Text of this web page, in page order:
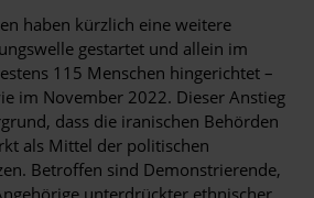
haben kürzlich eine weitere
gestartet und allein im
115 Menschen hingerichtet –
im November 2022. Dieser Anstieg
dass die iranischen Behörden
als Mittel der politischen
Betroffen sind Demonstrierende,
unterdrückter ethnischer